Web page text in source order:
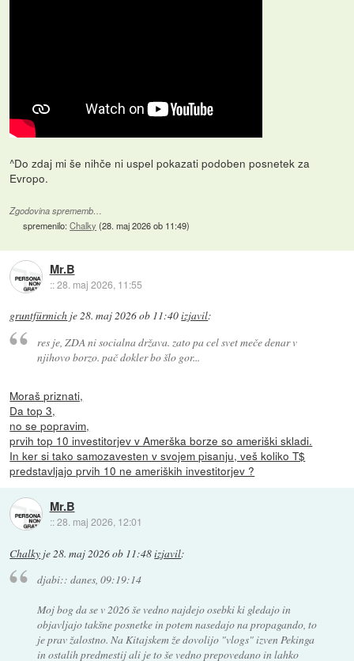
^Do zdaj mi še nihče ni uspel pokazati podoben posnetek za
Evropo.
Zgodovina sprememb…
spremenilo:Chalky (28. maj 2026 ob 11:49)
Mr.B
::28. maj 2026, 11:55
gruntfürmich je28. maj 2026 ob 11:40izjavil:
res je, ZDA ni socialna država. zato pa cel svet meče denar v
njihovo borzo. pač dokler bo šlo gor...
Moraš priznati,
Da top 3,
no se popravim,
prvih top 10 investitorjev v Amerška borze so ameriški skladi.
In ker si tako samozavesten v svojem pisanju, veš koliko T$
predstavljajo prvih 10 ne ameriških investitorjev ?
Mr.B
::28. maj 2026, 12:01
Chalky je28. maj 2026 ob 11:48izjavil:
djabi:: danes, 09:19:14
Moj bog da se v 2026 še vedno najdejo osebki ki gledajo in
objavljajo takšne posnetke in potem nasedajo na propagando, to
je prav žalostno. Na Kitajskem že dovolijo "vlogs" izven Pekinga
in ostalih predmestij ali je to še vedno prepovedano in lahko